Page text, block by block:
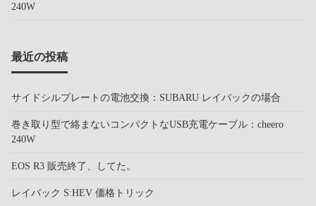
240W
最近の投稿
サイドシルプレートの電池交換：SUBARU レイバックの場合
巻き取り型で絡まないコンパクトなUSB充電ケーブル：cheero
240W
EOS R3 販売終了、してた。
レイバック S:HEV 価格トリック